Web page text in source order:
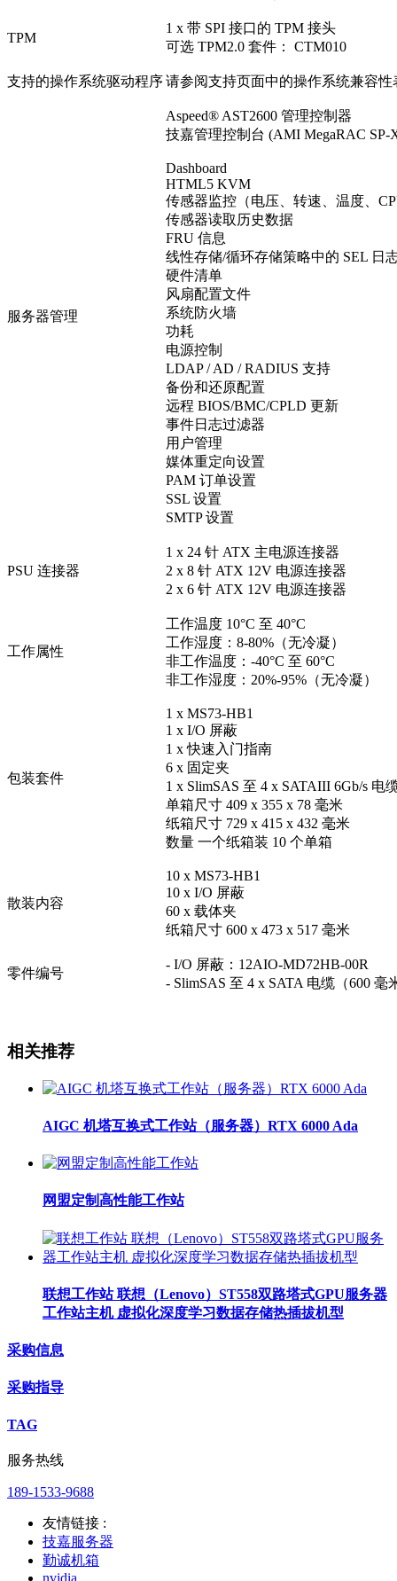
TPM
1 x 带 SPI 接口的 TPM 接头
可选 TPM2.0 套件： CTM010
支持的操作系统驱动程序请参阅支持页面中的操作系统兼容性
服务器管理
Aspeed® AST2600 管理控制器
技嘉管理控制台 (AMI MegaRAC SP-
Dashboard
HTML5 KVM
传感器监控（电压、转速、温度、
传感器读取历史数据
FRU 信息
线性存储/循环存储策略中的 SEL 日
硬件清单
风扇配置文件
系统防火墙
功耗
电源控制
LDAP / AD / RADIUS 支持
备份和还原配置
远程 BIOS/BMC/CPLD 更新
事件日志过滤器
用户管理
媒体重定向设置
PAM 订单设置
SSL 设置
SMTP 设置
PSU 连接器
1 x 24 针 ATX 主电源连接器
2 x 8 针 ATX 12V 电源连接器
2 x 6 针 ATX 12V 电源连接器
工作属性
工作温度 10°C 至 40°C
工作湿度：8-80%（无冷凝）
非工作温度：-40°C 至 60°C
非工作湿度：20%-95%（无冷凝）
包装套件
1 x MS73-HB1
1 x I/O 屏蔽
1 x 快速入门指南
6 x 固定夹
1 x SlimSAS 至 4 x SATAIII 6Gb/s 电
单箱尺寸 409 x 355 x 78 毫米
纸箱尺寸 729 x 415 x 432 毫米
数量 一个纸箱装 10 个单箱
散装内容
10 x MS73-HB1
10 x I/O 屏蔽
60 x 载体夹
纸箱尺寸 600 x 473 x 517 毫米
零件编号
- I/O 屏蔽：12AIO-MD72HB-00R
- SlimSAS 至 4 x SATA 电缆（600 毫
相关推荐
AIGC 机塔互换式工作站（服务器）RTX 6000 Ada
网盟定制高性能工作站
联想工作站 联想（Lenovo）ST558双路塔式GPU服务器
工作站主机 虚拟化深度学习数据存储热插拔机型
采购信息
采购指导
TAG
服务热线
189-1533-9688
友情链接 :
技嘉服务器
勤诚机箱
nvidia